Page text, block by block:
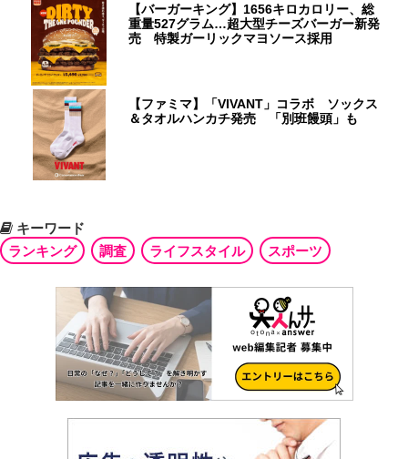
【バーガーキング】1656キロカロリー、総
重量527グラム…超大型チーズバーガー新発
売 特製ガーリックマヨソース採用
【ファミマ】「VIVANT」コラボ ソックス
＆タオルハンカチ発売 「別班饅頭」も
キーワード
ランキング
調査 ライフスタイル スポーツ